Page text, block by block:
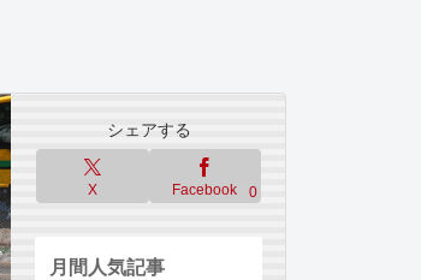
シェアする
X Facebook 0
月間人気記事